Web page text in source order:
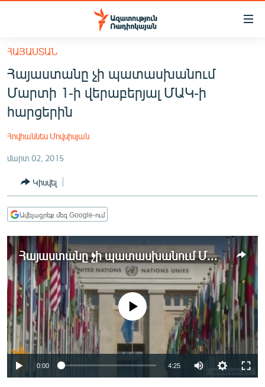
Մատչելիության
հիմնական
բովանդակությանը
Անցնել
հիմնական
մենյուին
ՀԱՅԱՍՏԱՆ
ՔԱՂԱՔԱԿԱՆ
ՏՆՏԵՍՈՒԹՅՈՒՆ
ՂԱՐԱԲԱՂ
ՏԱՐԱԾԱՇՐՋԱՆ
ՄԻՋԱԶԳԱՅԻՆ
ՄՇԱԿՈՒՅԹ
ՍՊՈՐՏ
ՄԵԿՆԱԲԱՆՈՒԹՅՈՒՆ
ՏՏ ԵՒ ԻՆՏԵՐՆԵՏ
ՀԱՅԱՍՏԱՆ
Հայաստանը չի պատասխանում
Մարտի 1-ի վերաբերյալ ՄԱԿ-ի
հարցերին
Հովհաննես Մովսիսյան
մարտ 02, 2015
Կիսվել
Ավելացրեք մեզ Google-ում
Հայաստանը չի պատասխանում Մարտի 1-ի վերաբերյալ ՄԱԿ-ի հարցերին
No media source currently available
0:00 4:25